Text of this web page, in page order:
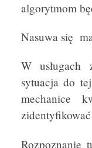
algorytmom
Nasuwa się
W usługach
sytuacja do
mechanice
Rozpoznanie